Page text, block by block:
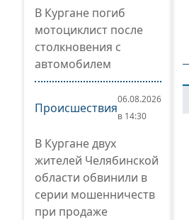
В Кургане погиб
мотоциклист после
столкновения с
автомобилем
Происшествия
06.08.2026
в 14:30
В Кургане двух
жителей Челябинской
области обвинили в
серии мошенничеств
при продаже